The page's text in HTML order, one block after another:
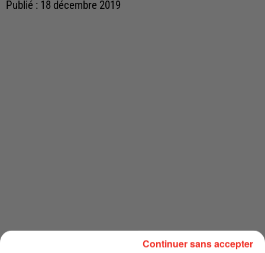
Publié : 18 décembre 2019
Continuer sans accepter